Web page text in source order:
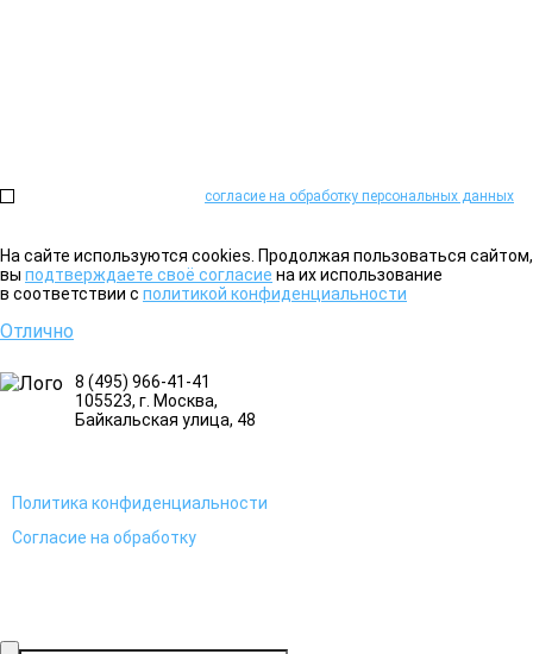
согласие на обработку персональных данных
На сайте используются cookies. Продолжая пользоваться сайтом,
вы подтверждаете своё согласие на их использование
в соответствии с политикой конфиденциальности
Отлично
8 (495) 966-41-41
105523, г. Москва,
Байкальская улица, 48
Политика конфиденциальности
Согласие на обработку